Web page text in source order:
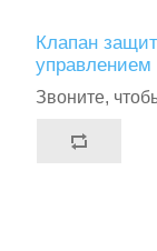
Клапан
Звоните,